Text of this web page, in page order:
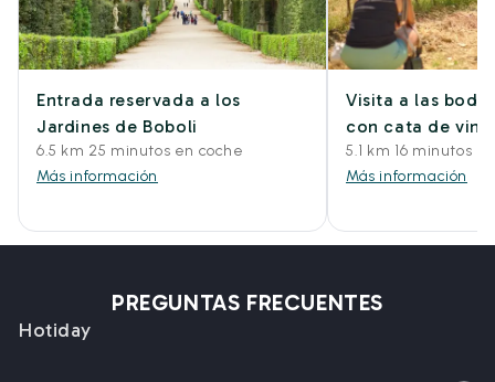
Entrada reservada a los
Jardines de Boboli
6.5 km 25 minutos en coche
Más información
Visita a las
con cata de
5.1 km 16 minutos
Más información
PREGUNTAS FRECUENTES
Hotiday